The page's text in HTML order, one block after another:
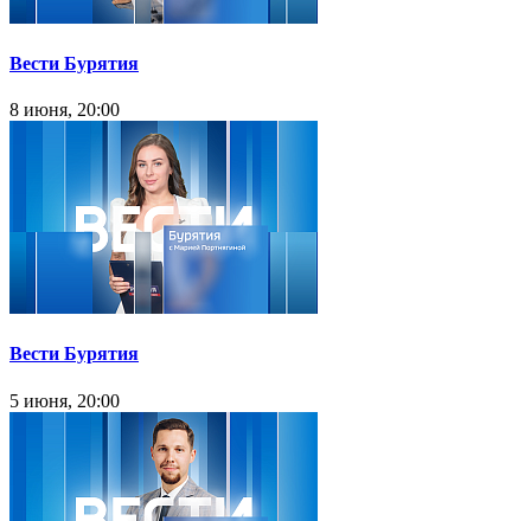
Вести Бурятия
8 июня, 20:00
Вести Бурятия
5 июня, 20:00